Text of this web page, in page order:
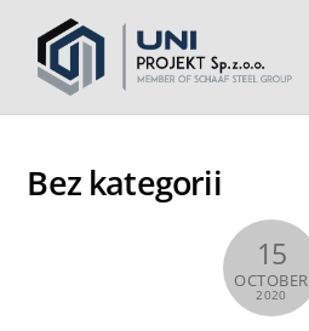
Bez kategorii
15
OCTOBER
2020